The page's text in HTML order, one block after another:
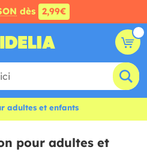
dès 2,99€
adultes et enfants
pour adultes et